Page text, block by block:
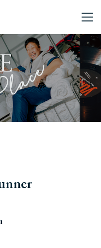
Eingabetaste, um die